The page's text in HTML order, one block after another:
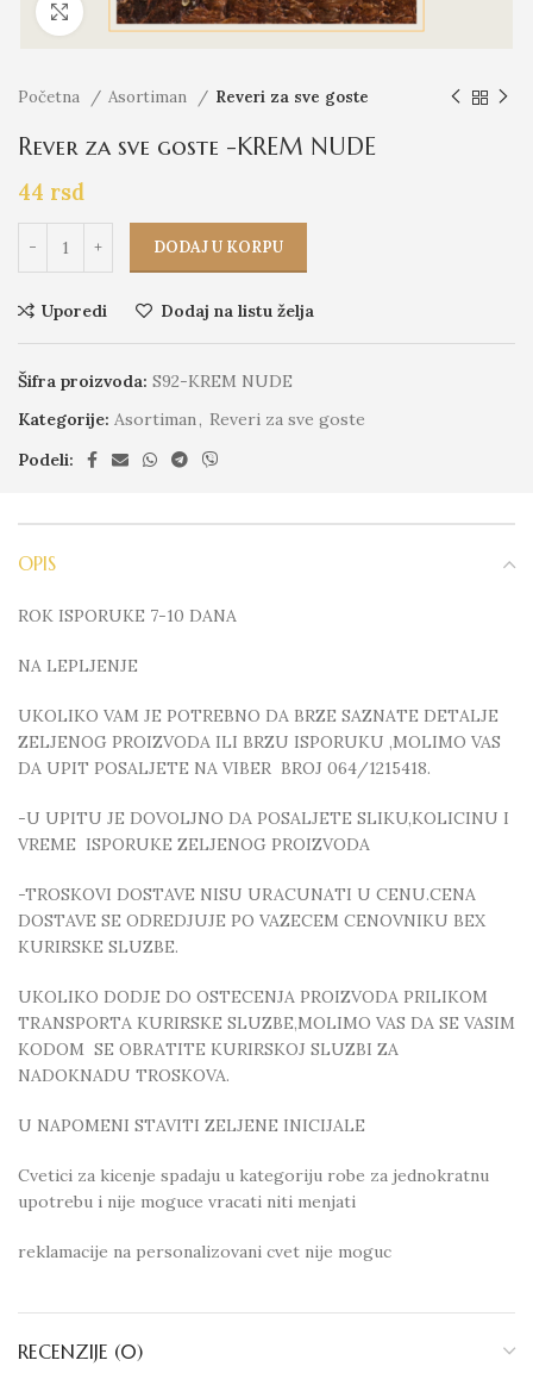
Click to enlarge
Početna Asortiman Reveri za sve goste
Rever za sve goste -KREM NUDE
44 rsd
DODAJ U KORPU
Uporedi Dodaj na listu želja
Šifra proizvoda: S92-KREM NUDE
Kategorije: Asortiman, Reveri za sve goste
Podeli:
OPIS
ROK ISPORUKE 7-10 DANA
NA LEPLJENJE
UKOLIKO VAM JE POTREBNO DA BRZE SAZNATE DETALJE
ZELJENOG PROIZVODA ILI BRZU ISPORUKU ,MOLIMO VAS
DA UPIT POSALJETE NA VIBER BROJ 064/1215418.
-U UPITU JE DOVOLJNO DA POSALJETE SLIKU,KOLICINU I
VREME ISPORUKE ZELJENOG PROIZVODA
-TROSKOVI DOSTAVE NISU URACUNATI U CENU.CENA
DOSTAVE SE ODREDJUJE PO VAZECEM CENOVNIKU BEX
KURIRSKE SLUZBE.
UKOLIKO DODJE DO OSTECENJA PROIZVODA PRILIKOM
TRANSPORTA KURIRSKE SLUZBE,MOLIMO VAS DA SE VASIM
KODOM SE OBRATITE KURIRSKOJ SLUZBI ZA
NADOKNADU TROSKOVA.
U NAPOMENI STAVITI ZELJENE INICIJALE
Cvetici za kicenje spadaju u kategoriju robe za jednokratnu
upotrebu i nije moguce vracati niti menjati
reklamacije na personalizovani cvet nije moguc
RECENZIJE (0)